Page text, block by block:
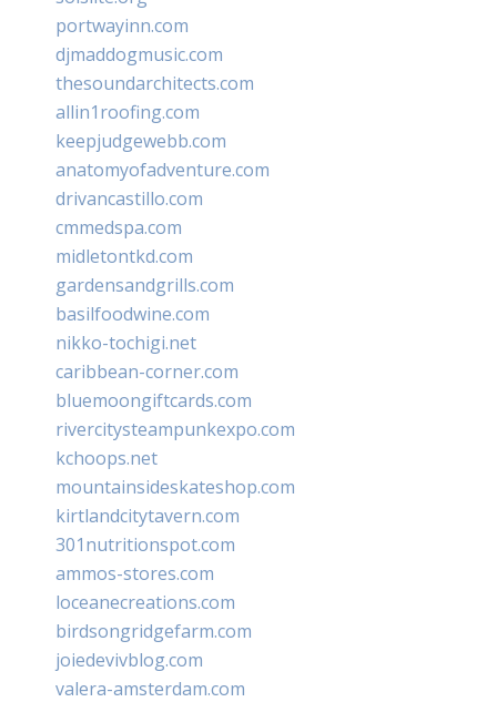
portwayinn.com
djmaddogmusic.com
thesoundarchitects.com
allin1roofing.com
keepjudgewebb.com
anatomyofadventure.com
drivancastillo.com
cmmedspa.com
midletontkd.com
gardensandgrills.com
basilfoodwine.com
nikko-tochigi.net
caribbean-corner.com
bluemoongiftcards.com
rivercitysteampunkexpo.com
kchoops.net
mountainsideskateshop.com
kirtlandcitytavern.com
301nutritionspot.com
ammos-stores.com
loceanecreations.com
birdsongridgefarm.com
joiedevivblog.com
valera-amsterdam.com